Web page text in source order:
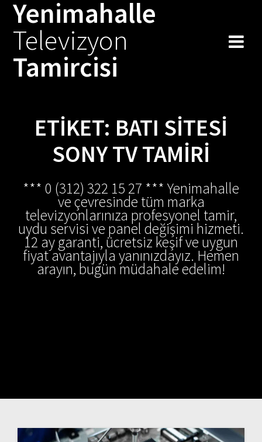
Skip
to
Yenimahalle
Televizyon
Tamircisi
ETIKET: BATI SITESI
SONY TV TAMIRI
*** 0 (312) 322 15 27 *** Yenimahalle
ve çevresinde tüm marka
televizyonlarınıza profesyonel tamir,
uydu servisi ve panel değişimi hizmeti.
12 ay garanti, ücretsiz keşif ve uygun
fiyat avantajıyla yanınızdayız. Hemen
arayın, bugün müdahale edelim!